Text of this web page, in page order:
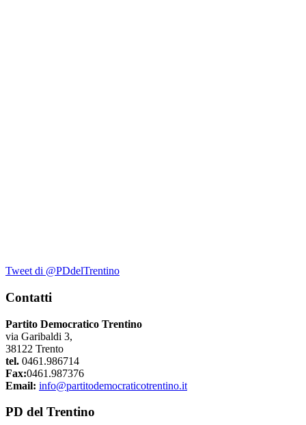
Tweet di @PDdelTrentino
Contatti
Partito Democratico Trentino
via Garibaldi 3,
38122 Trento
tel. 0461.986714
Fax:0461.987376
Email: info@partitodemocraticotrentino.it
PD del Trentino